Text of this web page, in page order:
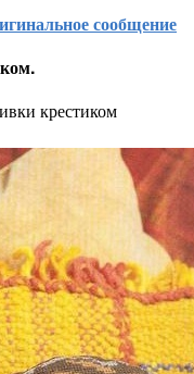
сообщение
крестиком